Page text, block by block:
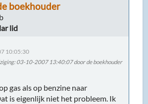
boekhouder
lid
10:05:30
: 03-10-2007 13:40:07 door de boekhouder
gas als op benzine naar
is eigenlijk niet het probleem. Ik